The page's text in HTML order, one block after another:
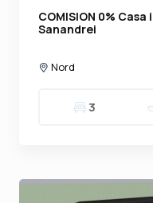
COMISION 0%
Sanandrei
Nord
3